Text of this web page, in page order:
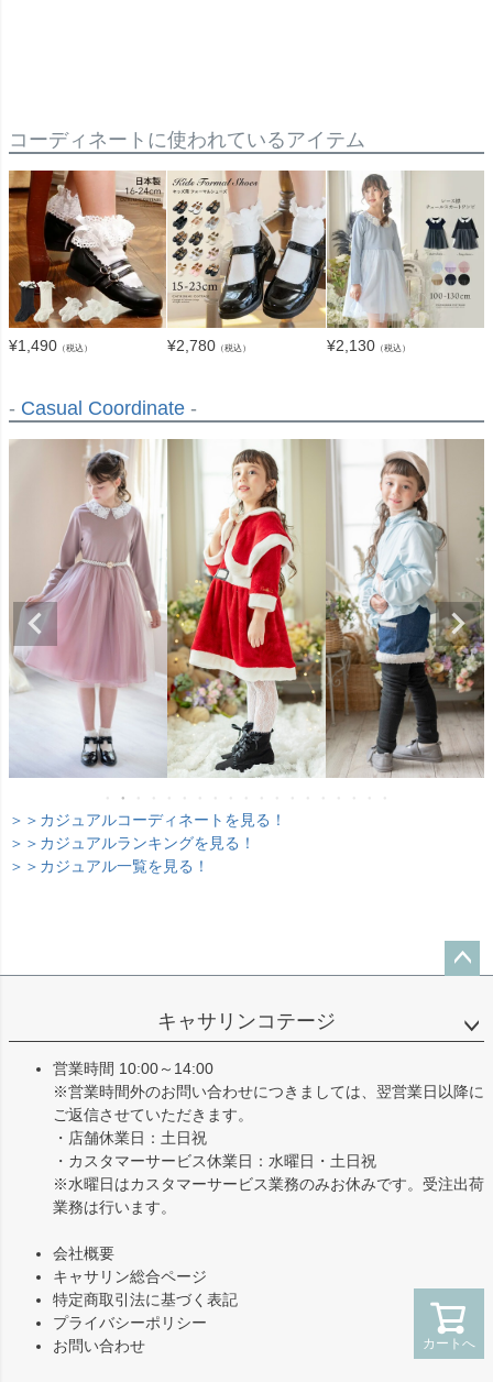
カートへ
コーディネートに使われているアイテム
¥1,490 （税込） ¥2,780 （税込） ¥2,130（税込）
- Casual Coordinate -
＞＞カジュアルコーディネートを見る！
＞＞カジュアルランキングを見る！
＞＞カジュアル一覧を見る！
ップ
キャサリンコテージ
営業時間 10:00～14:00
※営業時間外のお問い合わせにつきましては、翌営業日以降に
ご返信させていただきます。
・店舗休業日：土日祝
・カスタマーサービス休業日：水曜日・土日祝
※水曜日はカスタマーサービス業務のみお休みです。受注出荷
業務は行います。
会社概要
キャサリン総合ページ
特定商取引法に基づく表記
プライバシーポリシー
お問い合わせ